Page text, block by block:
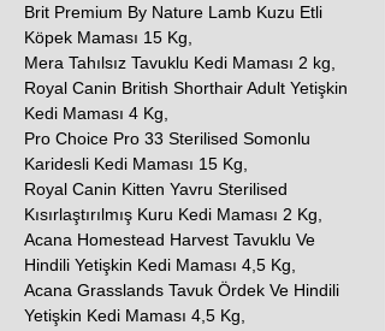
Brit Premium By Nature Lamb Kuzu Etli
Köpek Maması 15 Kg,
Mera Tahılsız Tavuklu Kedi Maması 2 kg,
Royal Canin British Shorthair Adult Yetişkin
Kedi Maması 4 Kg,
Pro Choice Pro 33 Sterilised Somonlu
Karidesli Kedi Maması 15 Kg,
Royal Canin Kitten Yavru Sterilised
Kısırlaştırılmış Kuru Kedi Maması 2 Kg,
Acana Homestead Harvest Tavuklu Ve
Hindili Yetişkin Kedi Maması 4,5 Kg,
Acana Grasslands Tavuk Ördek Ve Hindili
Yetişkin Kedi Maması 4,5 Kg,